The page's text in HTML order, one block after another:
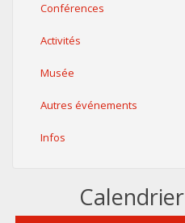
Conférences
Activités
Musée
Autres événements
Infos
Calendrier